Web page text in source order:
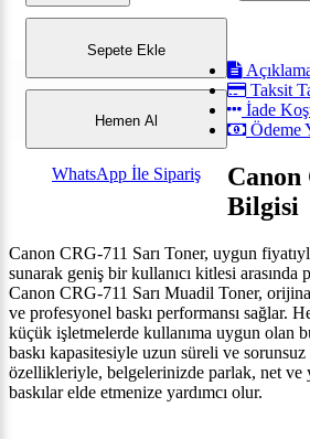
Sepete Ekle
Hemen Al
WhatsApp İle Sipariş
Taksit
İade
Ödeme
Canon
Bilgisi
Canon CRG-711 Sarı Toner, uygun
sunarak geniş bir kullanıcı kitlesi arasında
Canon CRG-711 Sarı Muadil Toner,
ve profesyonel baskı performansı sağlar.
küçük işletmelerde kullanıma uygun olan
baskı kapasitesiyle uzun süreli ve
özellikleriyle, belgelerinizde parlak, net ve
baskılar elde etmenize yardımcı olur.